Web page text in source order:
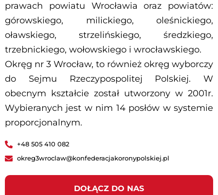
prawach powiatu Wrocławia oraz powiatów:
górowskiego, milickiego, oleśnickiego,
oławskiego, strzelińskiego, średzkiego,
trzebnickiego, wołowskiego i wrocławskiego.
Okręg nr 3 Wrocław, to również okręg wyborczy
do Sejmu Rzeczypospolitej Polskiej. W
obecnym kształcie został utworzony w 2001r.
Wybieranych jest w nim 14 posłów w systemie
proporcjonalnym.
+48 505 410 082
okreg3wroclaw@konfederacjakoronypolskiej.pl
DOŁĄCZ DO NAS